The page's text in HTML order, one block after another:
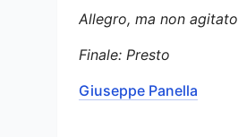
Allegro, ma non agitato
Finale: Presto
Giuseppe Panella